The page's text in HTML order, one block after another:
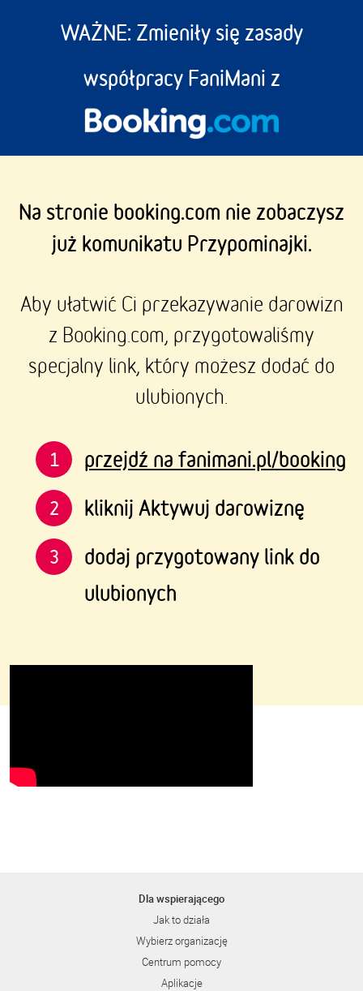
WAŻNE: Zmieniły się zasady
współpracy FaniMani z
Na stronie booking.com nie zobaczysz
już komunikatu Przypominajki.
Aby ułatwić Ci przekazywanie darowizn
z Booking.com, przygotowaliśmy
specjalny link, który możesz dodać do
ulubionych.
1 przejdź na fanimani.pl/booking
2 kliknij Aktywuj darowiznę
3
dodaj przygotowany link do
ulubionych
Dla wspierającego
Jak to działa
Wybierz organizację
Centrum pomocy
Aplikacje